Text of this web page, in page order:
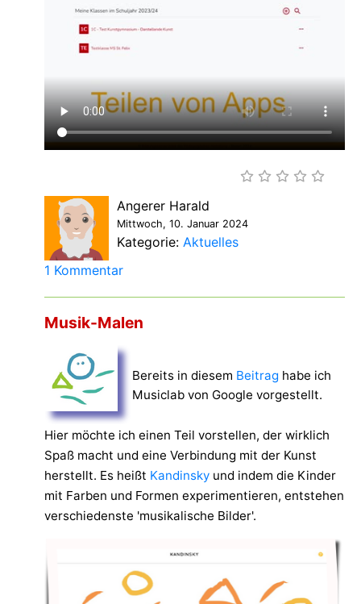
Angerer Harald
Mittwoch, 10. Januar 2024
Kategorie: Aktuelles
1 Kommentar
Musik-Malen
Bereits in diesem Beitrag habe ich
Musiclab von Google vorgestellt.
Hier möchte ich einen Teil vorstellen, der wirklich
Spaß macht und eine Verbindung mit der Kunst
herstellt. Es heißt Kandinsky und indem die Kinder
mit Farben und Formen experimentieren, entstehen
verschiedenste 'musikalische Bilder'.